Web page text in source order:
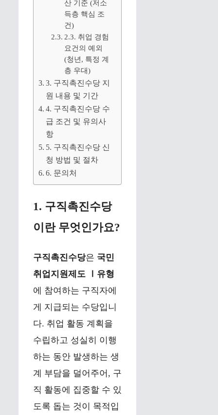
산 기준 (저소
득층 핵심 조
건)
2.3. 취업 경험
요건의 예외
(청년, 특정 계
층 우대)
3. 구직촉진수당 지
원 내용 및 기간
4. 구직촉진수당 수
급 조건 및 유의사
항
5. 구직촉진수당 신
청 방법 및 절차
6. 문의처
1. 구직촉진수당
이란 무엇인가요?
구직촉진수당은 국민
취업지원제도 Ⅰ유형
에 참여하는 구직자에
게 지급되는 수당입니
다. 취업 활동 계획을
수립하고 성실히 이행
하는 동안 발생하는 생
계 부담을 덜어주어, 구
직 활동에 집중할 수 있
도록 돕는 것이 목적입